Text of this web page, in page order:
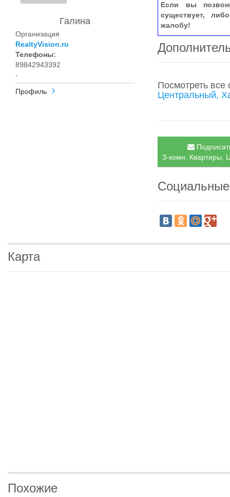
Галина
Организация
RealtyVision.ru
Телефоны:
89842943392
-
Профиль
Если вы
существует,
жалобу!
Посмотреть
Центральный,
3-комн. Квартиры,
Карта
Похожие